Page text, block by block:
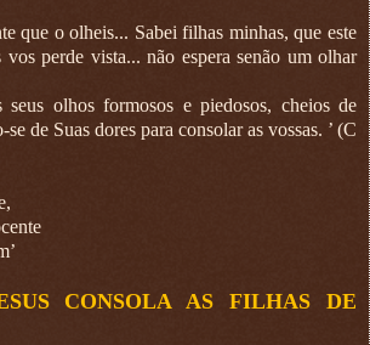
que o olheis... Sabei filhas minhas, que este
vos perde vista... não espera senão um olhar
olhos formosos e piedosos, cheios de
de Suas dores para consolar as vossas. ’ (C
CONSOLA AS FILHAS DE